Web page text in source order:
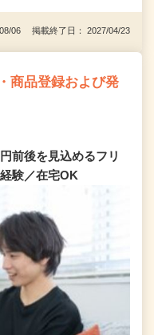
06 掲載終了日： 2027/04/23
商品登録および発
前後を見込めるフリ
験／在宅OK